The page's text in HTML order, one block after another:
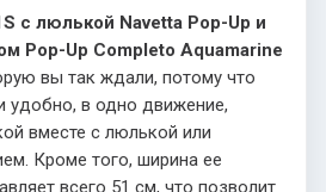
с люлькой Navetta Pop-Up и
Pop-Up Completo Aquamarine
вы так ждали, потому что
удобно, в одно движение,
вместе с люлькой или
Кроме того, ширина ее
всего 51 см, что позволит